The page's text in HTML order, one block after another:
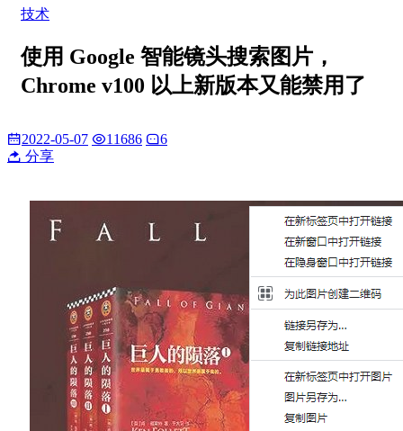
技术
使用 Google 智能镜头搜索图片，
Chrome v100 以上新版本又能禁用了
2022-05-07 11686
6
分享